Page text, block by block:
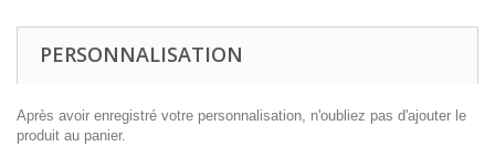
PERSONNALISATION
Après avoir enregistré votre personnalisation, n'oubliez pas d'ajouter le
produit au panier.